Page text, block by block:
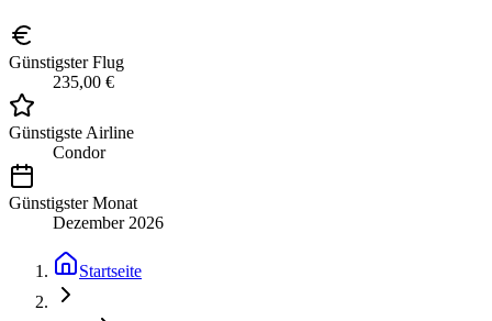
Günstigster Flug
235,00 €
Günstigste Airline
Condor
Günstigster Monat
Dezember 2026
Startseite